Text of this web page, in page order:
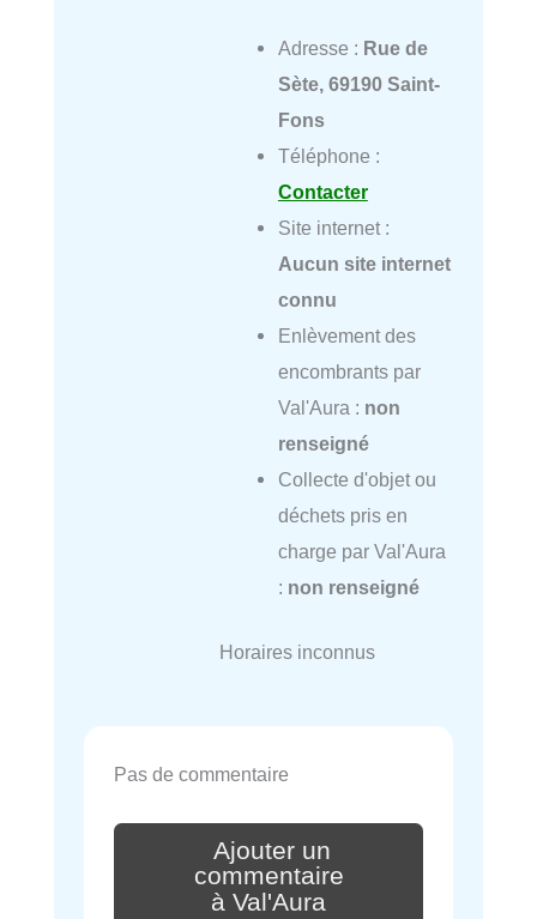
Adresse : Rue de
Sète, 69190 Saint-
Fons
Téléphone :
Contacter
Site internet :
Aucun site internet
connu
Enlèvement des
encombrants par
Val'Aura : non
renseigné
Collecte d'objet ou
déchets pris en
charge par Val'Aura
: non renseigné
Horaires inconnus
Pas de commentaire
Ajouter un
commentaire
à Val'Aura